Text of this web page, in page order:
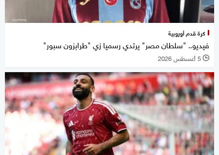
كرة قدم أوروبية
فيديو.. "سلطان مصر" يرتدي رسميا زي "طرابزون سبور"
l 5 أغسطس 2026